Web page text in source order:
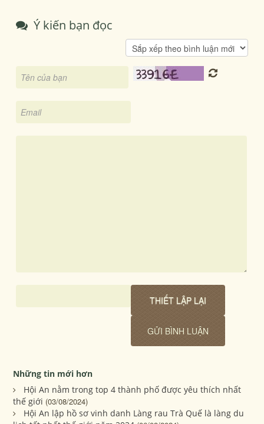
Ý kiến bạn đọc
Những tin mới hơn
Hội An nằm trong top 4 thành phố được yêu thích nhất
thế giới (03/08/2024)
Hội An lập hồ sơ vinh danh Làng rau Trà Quế là làng du